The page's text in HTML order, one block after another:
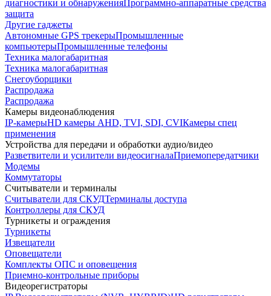
диагностики и обнаруженияПрограммно-аппаратные средства
защита
Другие гаджеты
Автономные GPS трекерыПромышленные
компьютерыПромышленные телефоны
Техника малогабаритная
Техника малогабаритная
Снегоуборщики
Распродажа
Распродажа
Камеры видеонаблюдения
IP-камерыHD камеры AHD, TVI, SDI, CVIКамеры спец
применения
Устройства для передачи и обработки аудио/видео
Разветвители и усилители видеосигналаПриемопередатчики
Модемы
Коммутаторы
Считыватели и терминалы
Считыватели для СКУДТерминалы доступа
Контроллеры для СКУД
Турникеты и ограждения
Турникеты
Извещатели
Оповещатели
Комплекты ОПС и оповещения
Приемно-контрольные приборы
Видеорегистраторы